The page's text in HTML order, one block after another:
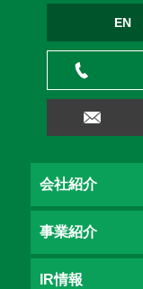
EN
会社紹介
事業紹介
IR情報